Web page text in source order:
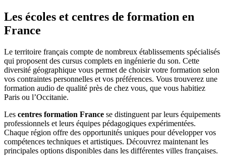
Les écoles et centres de formation en
France
Le territoire français compte de nombreux établissements spécialisés
qui proposent des cursus complets en ingénierie du son. Cette
diversité géographique vous permet de choisir votre formation selon
vos contraintes personnelles et vos préférences. Vous trouverez une
formation audio de qualité près de chez vous, que vous habitiez
Paris ou l’Occitanie.
Les centres formation France se distinguent par leurs équipements
professionnels et leurs équipes pédagogiques expérimentées.
Chaque région offre des opportunités uniques pour développer vos
compétences techniques et artistiques. Découvrez maintenant les
principales options disponibles dans les différentes villes françaises.